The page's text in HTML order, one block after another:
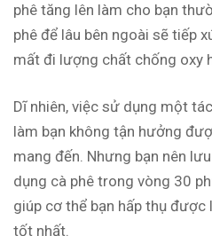
phê tăng lên làm cho bạn
phê để lâu bên ngoài sẽ tiếp
mất đi lượng chất chống oxy
Dĩ nhiên, việc sử dụng một
làm bạn không tận hưởng
mang đến. Nhưng bạn nên
dụng cà phê trong vòng 30
giúp cơ thể bạn hấp thụ
tốt nhất.